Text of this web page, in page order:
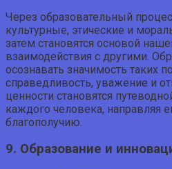
Через образовательный
культурные, этические и
затем становятся основой
взаимодействия с другими.
осознавать значимость таких
справедливость, уважение и
ценности становятся
каждого человека, направляя
благополучию.
9. Образование и